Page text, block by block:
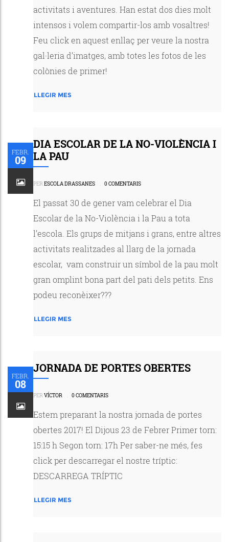
activitats i aventures. Han estat dos dies molt
intensos i volem compartir-los amb vosaltres!
Feu click en aquest enllaç per veure la nostra
gal·leria d’imatges, amb totes les fotos de les
colònies de primer!
LLEGIR MES
FEBR.
09
DIA ESCOLAR DE LA NO-VIOLÈNCIA I
LA PAU
PER ESCOLA DRASSANES . 0 COMENTARIS
El passat 30 de gener vam celebrar el Dia
Escolar de la No-Violència i la Pau a tota
l’escola. Els grups de mitjans i grans, entre altres
activitats realitzades al llarg de la jornada
escolar, vam construir un símbol de la pau molt
gran omplint bona part del pati dels petits. Ens
podeu reconèixer???
LLEGIR MES
FEBR.
08
JORNADA DE PORTES OBERTES
PER VÍCTOR . 0 COMENTARIS
Estem preparant la nostra jornada de portes
obertes 2017! El Dijous 23 de Febrer Primer torn:
15:15 h Segon torn: 17h Per saber-ne més, fes
click per descarregar el nostre tríptic:
DESCARREGA TRÍPTIC
LLEGIR MES